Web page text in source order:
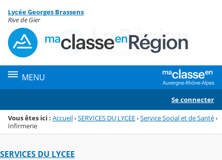
Menu de la rubrique
Contenu
Lycée Georges Brassens
Rive de Gier
MENU
Se connecter
Vous êtes ici : Accueil›SERVICES DU LYCEE›Service Social et de Santé›
Infirmerie
SERVICES DU LYCEE